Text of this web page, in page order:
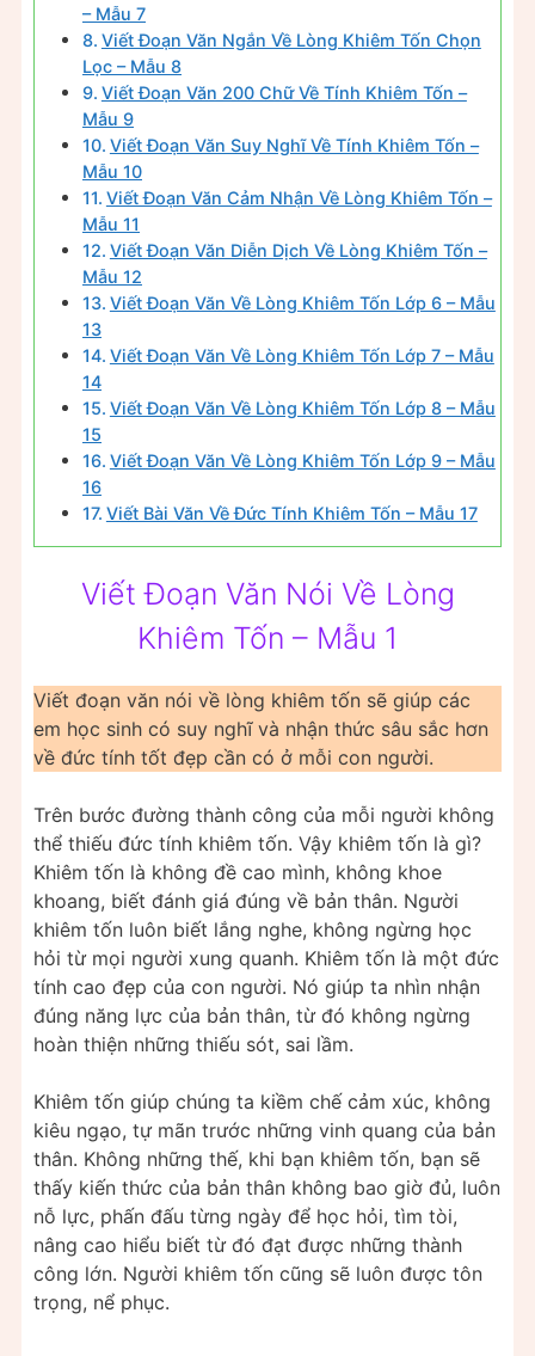
– Mẫu 7
Viết Đoạn Văn Ngắn Về Lòng Khiêm Tốn Chọn
Lọc – Mẫu 8
Viết Đoạn Văn 200 Chữ Về Tính Khiêm Tốn –
Mẫu 9
Viết Đoạn Văn Suy Nghĩ Về Tính Khiêm Tốn –
Mẫu 10
Viết Đoạn Văn Cảm Nhận Về Lòng Khiêm Tốn –
Mẫu 11
Viết Đoạn Văn Diễn Dịch Về Lòng Khiêm Tốn –
Mẫu 12
Viết Đoạn Văn Về Lòng Khiêm Tốn Lớp 6 – Mẫu
13
Viết Đoạn Văn Về Lòng Khiêm Tốn Lớp 7 – Mẫu
14
Viết Đoạn Văn Về Lòng Khiêm Tốn Lớp 8 – Mẫu
15
Viết Đoạn Văn Về Lòng Khiêm Tốn Lớp 9 – Mẫu
16
Viết Bài Văn Về Đức Tính Khiêm Tốn – Mẫu 17
Viết Đoạn Văn Nói Về Lòng
Khiêm Tốn – Mẫu 1
Viết đoạn văn nói về lòng khiêm tốn sẽ giúp các
em học sinh có suy nghĩ và nhận thức sâu sắc hơn
về đức tính tốt đẹp cần có ở mỗi con người.
Trên bước đường thành công của mỗi người không
thể thiếu đức tính khiêm tốn. Vậy khiêm tốn là gì?
Khiêm tốn là không đề cao mình, không khoe
khoang, biết đánh giá đúng về bản thân. Người
khiêm tốn luôn biết lắng nghe, không ngừng học
hỏi từ mọi người xung quanh. Khiêm tốn là một đức
tính cao đẹp của con người. Nó giúp ta nhìn nhận
đúng năng lực của bản thân, từ đó không ngừng
hoàn thiện những thiếu sót, sai lầm.
Khiêm tốn giúp chúng ta kiềm chế cảm xúc, không
kiêu ngạo, tự mãn trước những vinh quang của bản
thân. Không những thế, khi bạn khiêm tốn, bạn sẽ
thấy kiến thức của bản thân không bao giờ đủ, luôn
nỗ lực, phấn đấu từng ngày để học hỏi, tìm tòi,
nâng cao hiểu biết từ đó đạt được những thành
công lớn. Người khiêm tốn cũng sẽ luôn được tôn
trọng, nể phục.